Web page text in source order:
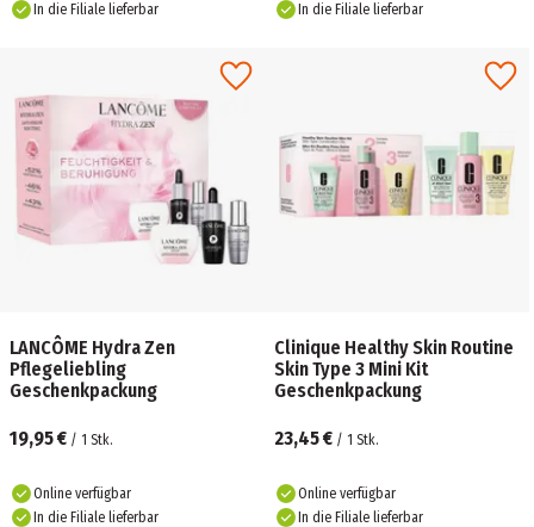
In die Filiale lieferbar
In die Filiale lieferbar
LANCÔME Hydra Zen
Pflegeliebling
Geschenkpackung
19,95 € / 1 Stk.
Online verfügbar
In die Filiale lieferbar
Clinique Healthy Skin Routine
Skin Type 3 Mini Kit
Geschenkpackung
23,45 € / 1 Stk.
Online verfügbar
In die Filiale lieferbar